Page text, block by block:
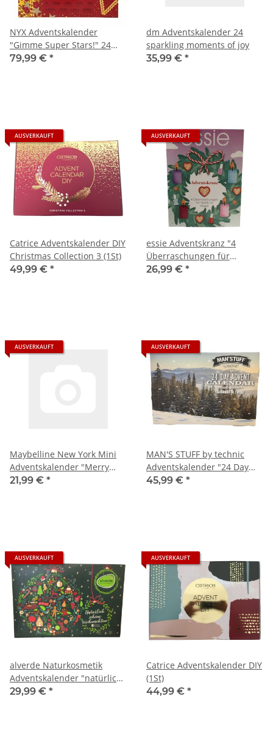
NYX Adventskalender
"Gimme Super Stars!" 24
Beauty Türchen
79,99 € *
dm Adventskalender 24
sparkling moments of joy
35,99 € *
AUSVERKAUFT
Catrice Adventskalender DIY
Christmas Collection 3 (1St)
49,99 € *
AUSVERKAUFT
essie Adventskranz "4
Überraschungen für
festliche Nägel" (1St)
26,99 € *
AUSVERKAUFT
Maybelline New York Mini
Adventskalender "Merry
Christmas" (1St)
21,99 € *
AUSVERKAUFT
MAN'S STUFF by technic
Adventskalender "24 Day
Advent Calendar" (1St)
45,99 € *
AUSVERKAUFT
alverde Naturkosmetik
Adventskalender "natürlich
schöne Weihnachten" (1St)
29,99 € *
AUSVERKAUFT
Catrice Adventskalender DIY
(1St)
44,99 € *